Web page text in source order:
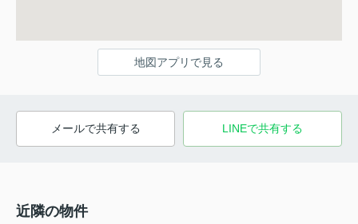
地図アプリで見る
メールで共有する LINEで共有する
近隣の物件